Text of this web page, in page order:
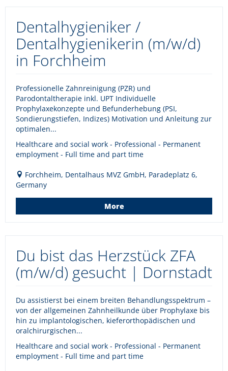
Dentalhygieniker /
Dentalhygienikerin (m/w/d)
in Forchheim
Professionelle Zahnreinigung (PZR) und
Parodontaltherapie inkl. UPT Individuelle
Prophylaxekonzepte und Befunderhebung (PSI,
Sondierungstiefen, Indizes) Motivation und Anleitung zur
optimalen...
Healthcare and social work - Professional - Permanent
employment - Full time and part time
Forchheim, Dentalhaus MVZ GmbH, Paradeplatz 6,
Germany
More
Du bist das Herzstück ZFA
(m/w/d) gesucht | Dornstadt
Du assistierst bei einem breiten Behandlungsspektrum –
von der allgemeinen Zahnheilkunde über Prophylaxe bis
hin zu implantologischen, kieferorthopädischen und
oralchirurgischen...
Healthcare and social work - Professional - Permanent
employment - Full time and part time